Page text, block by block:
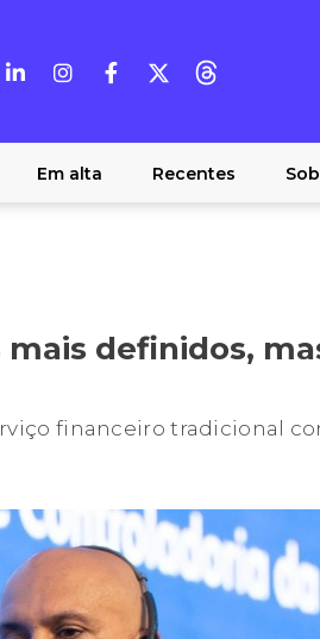
Em alta Recentes
definidos,
financeiro tradicional